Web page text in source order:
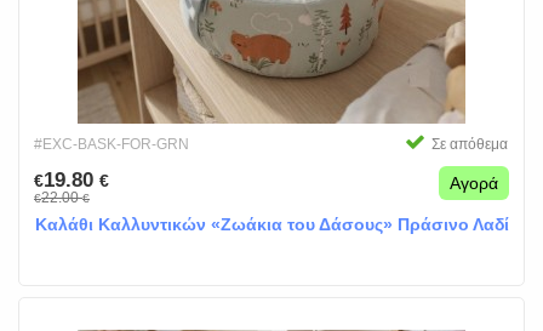
#EXC-BASK-FOR-GRN Σε απόθεμα
€19.80 €
€22.00€
Αγορά
Καλάθι Καλλυντικών «Ζωάκια του Δάσους» Πράσινο Λαδί